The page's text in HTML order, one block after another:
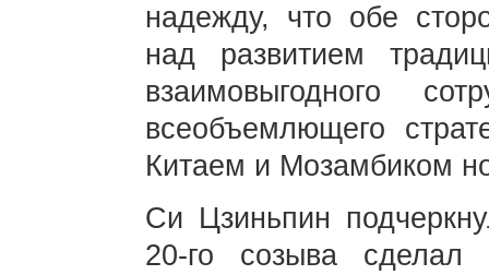
надежду, что обе
над развитием
взаимовыгодного
всеобъемлющего
Китаем и Мозамбиком
Си Цзиньпин
20-го созыва сделал